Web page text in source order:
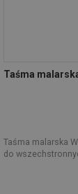
Taśma
Taśma malarska
do